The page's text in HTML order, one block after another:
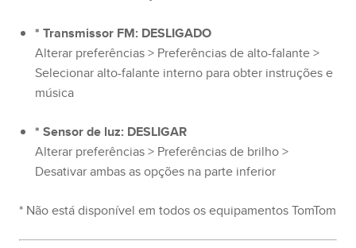
* Transmissor FM: DESLIGADO
Alterar preferências > Preferências de alto-falante >
Selecionar alto-falante interno para obter instruções e
música
* Sensor de luz: DESLIGAR
Alterar preferências > Preferências de brilho >
Desativar ambas as opções na parte inferior
* Não está disponível em todos os equipamentos TomTom